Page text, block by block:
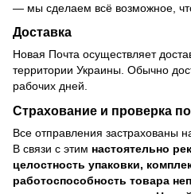
— мы сделаем всё возможное,
Доставка
Новая Почта осуществляет
территории Украины. Обычно
рабочих дней.
Страхование и проверка
Все отправления застрахованы
В связи с этим настоятельно
целостность упаковки,
работоспособность товара